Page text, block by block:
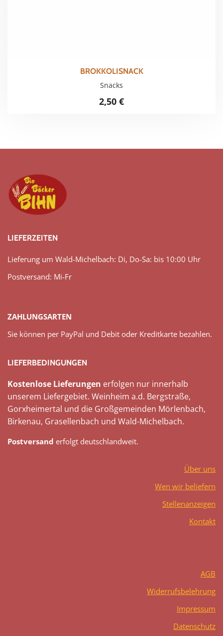
BROKKOLISNACK
Snacks
2,50 €
LIEFERZEITEN
Lieferung um Wald-Michelbach: Di, Do-Sa: bis 10:00 Uhr
Postversand: Mi-Fr
ZAHLUNGSARTEN
Sie können per PayPal und Debit oder Kreditkarte bezahlen.
LIEFERBEDINGUNGEN
Kostenlose Lieferungen erfolgen nur innerhalb
unserem Liefergebiet. Weinheim a.d. Bergstraße,
Gorxheimertal und die Großgemeinden Mörlenbach,
Birkenau, Grasellenbach und Wald-Michelbach.
Postversand erfolgt deutschlandweit.
Über uns
Wen wir beliefern
Stellenanzeigen
Kontakt
AGB
Widerrufsbelehrung
Impressum
Datenschutz